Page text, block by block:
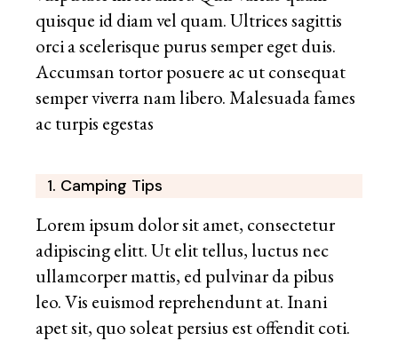
quisque id diam vel quam. Ultrices sagittis
orci a scelerisque purus semper eget duis.
Accumsan tortor posuere ac ut consequat
semper viverra nam libero. Malesuada fames
ac turpis egestas
1. Camping Tips
Lorem ipsum dolor sit amet, consectetur
adipiscing elitt. Ut elit tellus, luctus nec
ullamcorper mattis, ed pulvinar da pibus
leo. Vis euismod reprehendunt at. Inani
apet sit, quo soleat persius est offendit coti.